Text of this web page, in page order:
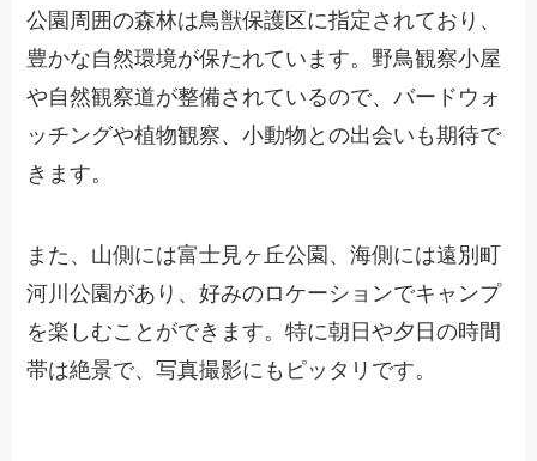
公園周囲の森林は鳥獣保護区に指定されており、
豊かな自然環境が保たれています。野鳥観察小屋
や自然観察道が整備されているので、バードウォ
ッチングや植物観察、小動物との出会いも期待で
きます。
また、山側には富士見ヶ丘公園、海側には遠別町
河川公園があり、好みのロケーションでキャンプ
を楽しむことができます。特に朝日や夕日の時間
帯は絶景で、写真撮影にもピッタリです。